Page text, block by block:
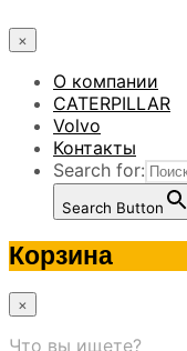
×
О компании
CATERPILLAR
Volvo
Контакты
Search for:
Search Button
Корзина
×
Что вы ищете?